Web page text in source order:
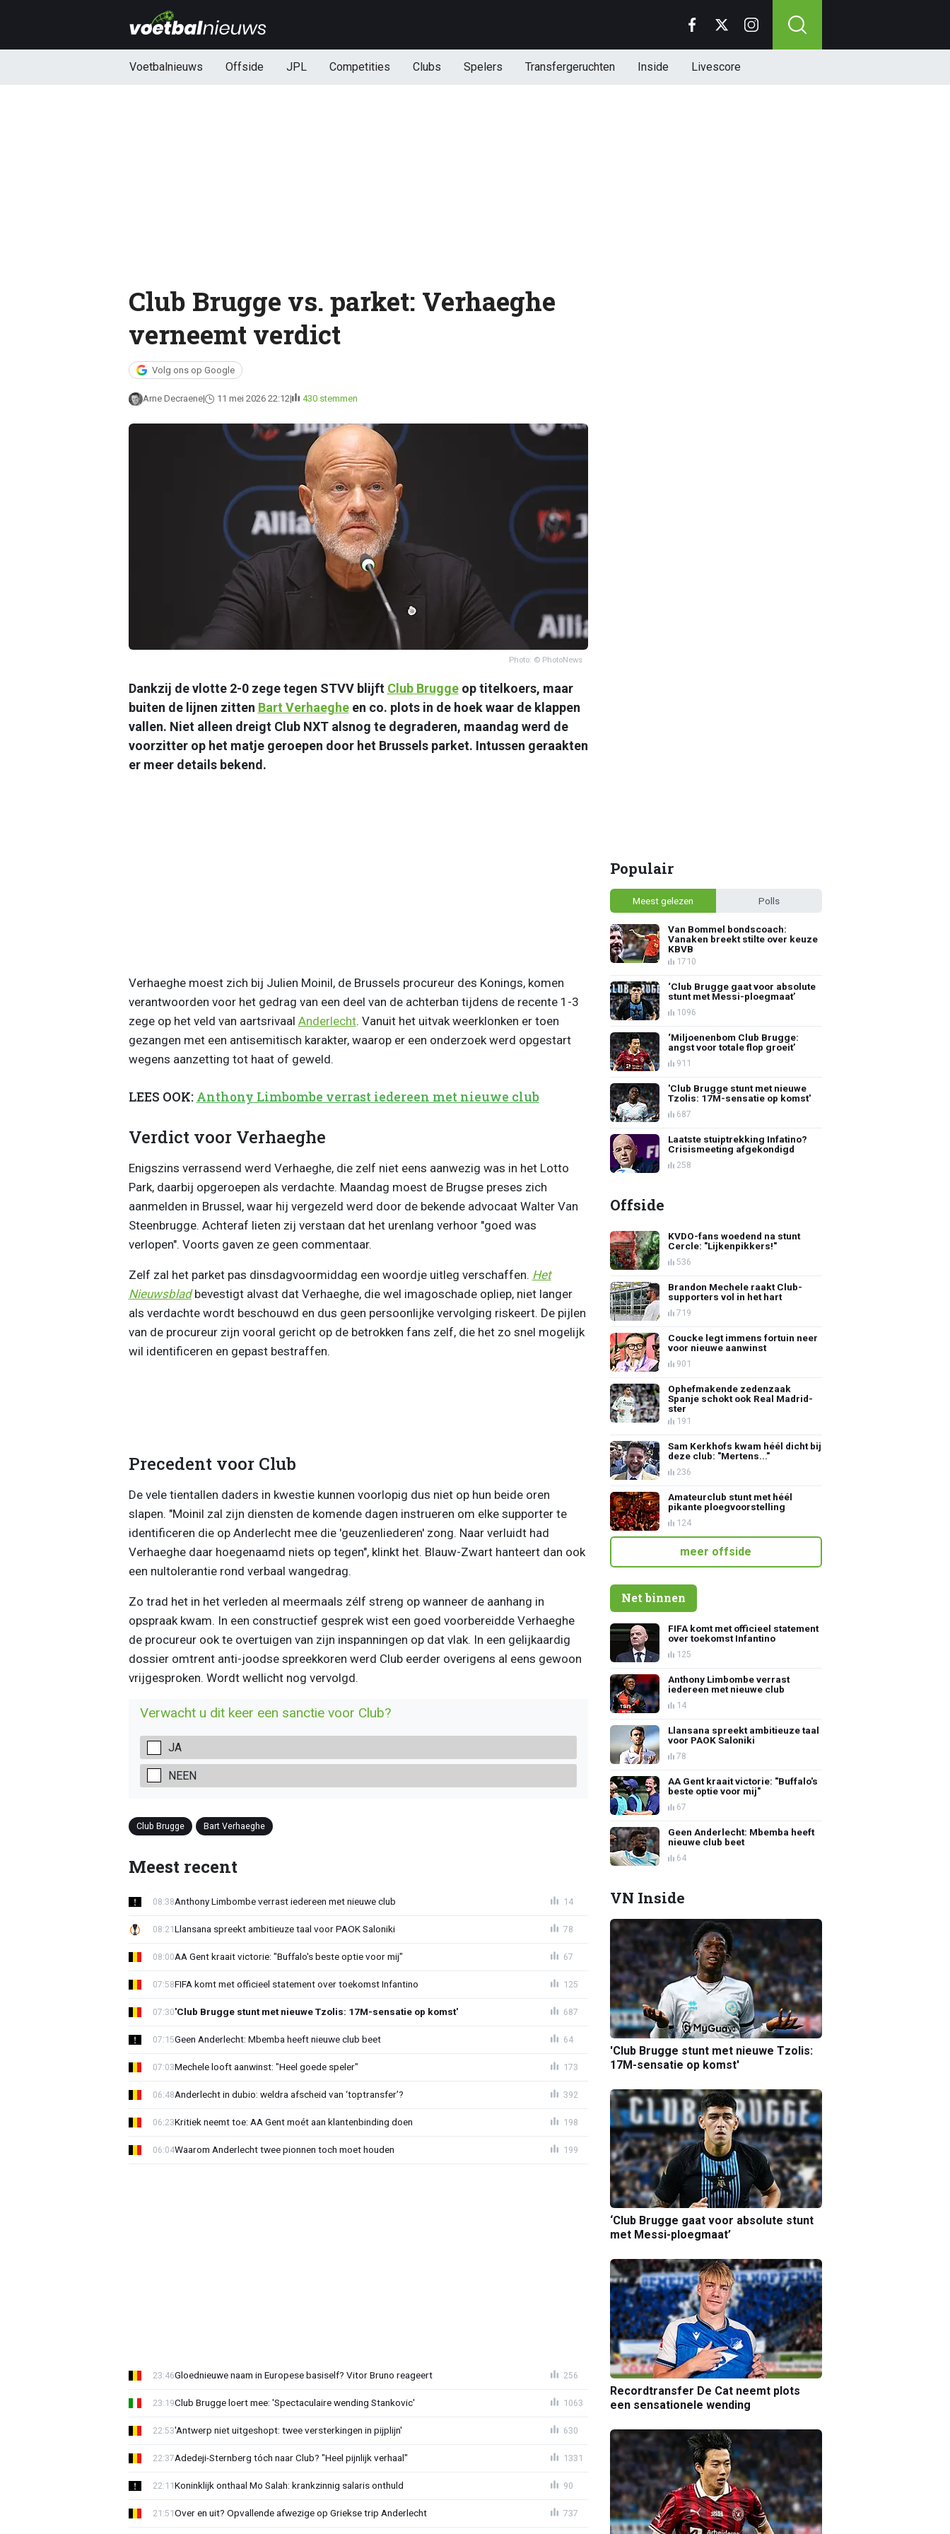
Voetbalnieuws Offside JPL Competities Clubs Spelers Transfergeruchten Inside Livescore
Club Brugge vs. parket: Verhaeghe
verneemt verdict
Volg ons op Google
Arne Decraene 11 mei 2026 22:12 430 stemmen
Photo: © PhotoNews
Dankzij de vlotte 2-0 zege tegen STVV blijft Club Bruggeop titelkoers, maar
buiten de lijnen zitten Bart Verhaegheen co. plots in de hoek waar de klappen
vallen. Niet alleen dreigt Club NXT alsnog te degraderen, maandag werd de
voorzitter op het matje geroepen door het Brussels parket. Intussen geraakten
er meer details bekend.
Verhaeghe moest zich bij Julien Moinil, de Brussels procureur des Konings, komen
verantwoorden voor het gedrag van een deel van de achterban tijdens de recente 1-3
zege op het veld van aartsrivaal Anderlecht. Vanuit het uitvak weerklonken er toen
gezangen met een antisemitisch karakter, waarop er een onderzoek werd opgestart
wegens aanzetting tot haat of geweld.
LEES OOK: Anthony Limbombe verrast iedereen met nieuwe club
Verdict voor Verhaeghe
Enigszins verrassend werd Verhaeghe, die zelf niet eens aanwezig was in het Lotto
Park, daarbij opgeroepen als verdachte. Maandag moest de Brugse preses zich
aanmelden in Brussel, waar hij vergezeld werd door de bekende advocaat Walter Van
Steenbrugge. Achteraf lieten zij verstaan dat het urenlang verhoor "goed was
verlopen". Voorts gaven ze geen commentaar.
Zelf zal het parket pas dinsdagvoormiddag een woordje uitleg verschaffen. Het
Nieuwsblad bevestigt alvast dat Verhaeghe, die wel imagoschade opliep, niet langer
als verdachte wordt beschouwd en dus geen persoonlijke vervolging riskeert. De pijlen
van de procureur zijn vooral gericht op de betrokken fans zelf, die het zo snel mogelijk
wil identificeren en gepast bestraffen.
Precedent voor Club
De vele tientallen daders in kwestie kunnen voorlopig dus niet op hun beide oren
slapen. "Moinil zal zijn diensten de komende dagen instrueren om elke supporter te
identificeren die op Anderlecht mee die 'geuzenliederen' zong. Naar verluidt had
Verhaeghe daar hoegenaamd niets op tegen", klinkt het. Blauw-Zwart hanteert dan ook
een nultolerantie rond verbaal wangedrag.
Zo trad het in het verleden al meermaals zélf streng op wanneer de aanhang in
opspraak kwam. In een constructief gesprek wist een goed voorbereidde Verhaeghe
de procureur ook te overtuigen van zijn inspanningen op dat vlak. In een gelijkaardig
dossier omtrent anti-joodse spreekkoren werd Club eerder overigens al eens gewoon
vrijgesproken. Wordt wellicht nog vervolgd.
Verwacht u dit keer een sanctie voor Club?
JA
NEEN
Club Brugge Bart Verhaeghe
Meest recent
Anthony Limbombe verrast iedereen met nieuwe club
08:38 14
Llansana spreekt ambitieuze taal voor PAOK Saloniki
08:21 78
AA Gent kraait victorie: "Buffalo's beste optie voor mij"
08:00 67
FIFA komt met officieel statement over toekomst Infantino
07:58 125
'Club Brugge stunt met nieuwe Tzolis: 17M-sensatie op komst'
07:30 687
Geen Anderlecht: Mbemba heeft nieuwe club beet
07:15 64
Mechele looft aanwinst: "Heel goede speler"
07:03 173
Anderlecht in dubio: weldra afscheid van ‘toptransfer’?
06:48 392
Kritiek neemt toe: AA Gent moét aan klantenbinding doen
06:23 198
Waarom Anderlecht twee pionnen toch moet houden
06:04 199
Gloednieuwe naam in Europese basiself? Vitor Bruno reageert
23:46 256
Club Brugge loert mee: 'Spectaculaire wending Stankovic'
23:19 1063
'Antwerp niet uitgeshopt: twee versterkingen in pijplijn'
22:53 630
Adedeji-Sternberg tóch naar Club? "Heel pijnlijk verhaal"
22:37 1331
Koninklijk onthaal Mo Salah: krankzinnig salaris onthuld
22:11 90
Over en uit? Opvallende afwezige op Griekse trip Anderlecht
21:51 737
Populair
Meest gelezen Polls
Van Bommel bondscoach:
Vanaken breekt stilte over keuze
KBVB
1710
‘Club Brugge gaat voor absolute
stunt met Messi-ploegmaat’
1096
‘Miljoenenbom Club Brugge:
angst voor totale flop groeit’
911
'Club Brugge stunt met nieuwe
Tzolis: 17M-sensatie op komst'
687
Laatste stuiptrekking Infatino?
Crisismeeting afgekondigd
258
Offside
KVDO-fans woedend na stunt
Cercle: "Lijkenpikkers!"
536
Brandon Mechele raakt Club-
supporters vol in het hart
719
Coucke legt immens fortuin neer
voor nieuwe aanwinst
901
Ophefmakende zedenzaak
Spanje schokt ook Real Madrid-
ster
191
Sam Kerkhofs kwam héél dicht bij
deze club: "Mertens..."
236
Amateurclub stunt met héél
pikante ploegvoorstelling
124
meer offside
Net binnen
FIFA komt met officieel statement
over toekomst Infantino
125
Anthony Limbombe verrast
iedereen met nieuwe club
14
Llansana spreekt ambitieuze taal
voor PAOK Saloniki
78
AA Gent kraait victorie: "Buffalo's
beste optie voor mij"
67
Geen Anderlecht: Mbemba heeft
nieuwe club beet
64
VN Inside
'Club Brugge stunt met nieuwe Tzolis:
17M-sensatie op komst'
‘Club Brugge gaat voor absolute stunt
met Messi-ploegmaat’
Recordtransfer De Cat neemt plots
een sensationele wending